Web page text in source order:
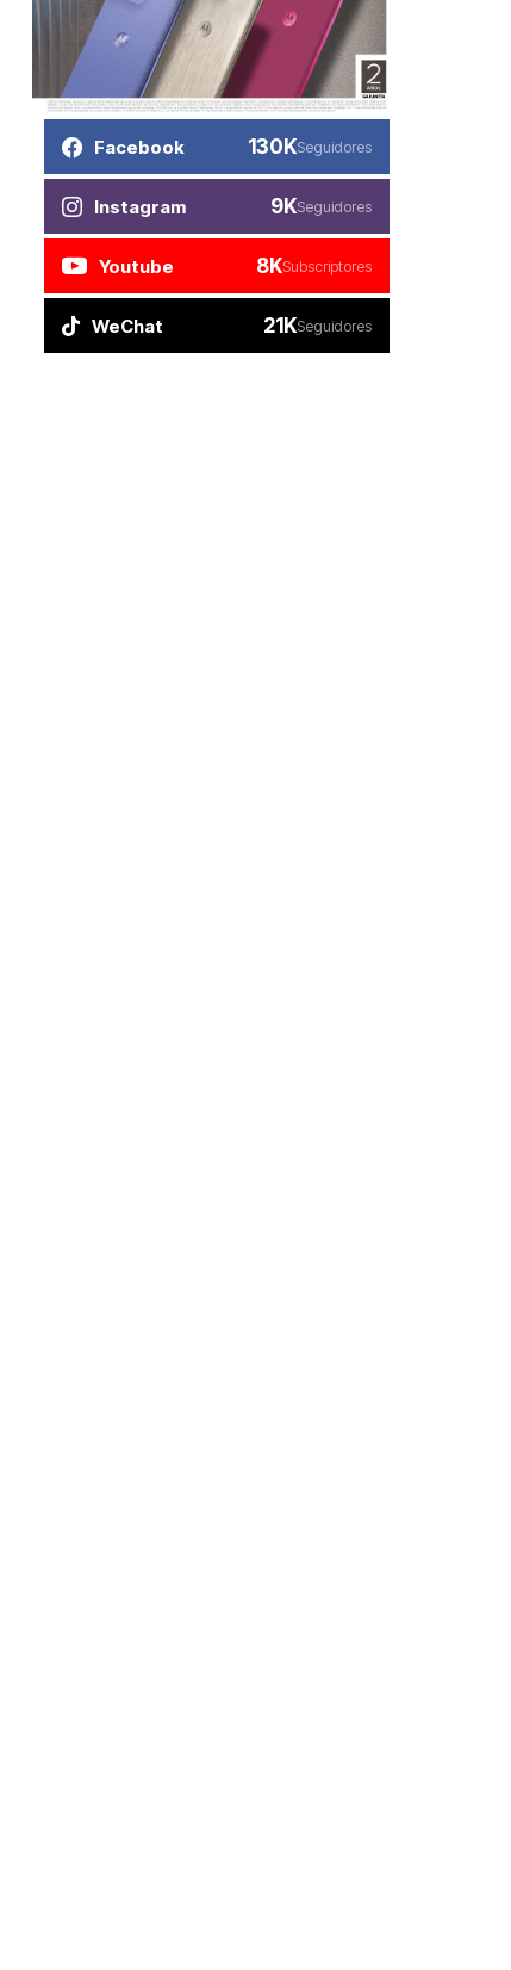
Facebook 130KSeguidores
Instagram 9KSeguidores
Youtube 8KSubscriptores
WeChat 21KSeguidores